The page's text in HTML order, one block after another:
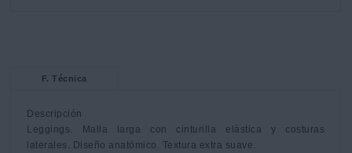
F. Técnica
Descripción
Leggings. Malla larga con cinturilla elástica y costuras
laterales. Diseño anatómico. Textura extra suave.